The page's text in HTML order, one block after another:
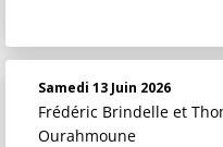
Samedi 13 Juin 2026
Frédéric Brindelle et
Ourahmoune